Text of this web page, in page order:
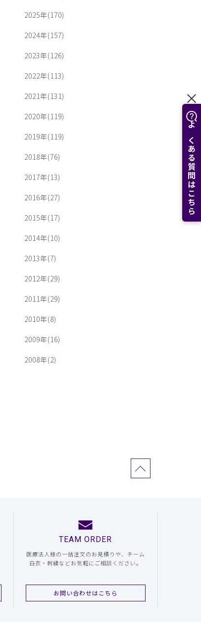
よくある質問はこちら
2025年(170)
2024年(157)
2023年(126)
2022年(113)
2021年(131)
2020年(119)
2019年(119)
2018年(76)
2017年(13)
2016年(27)
2015年(17)
2014年(10)
2013年(7)
2012年(29)
2011年(29)
2010年(8)
2009年(16)
2008年(2)
TEAM ORDER
医療法人様の一括注文のお見積りや、チーム
白衣・刺繍などお気軽にご相談ください。
お問い合わせはこちら